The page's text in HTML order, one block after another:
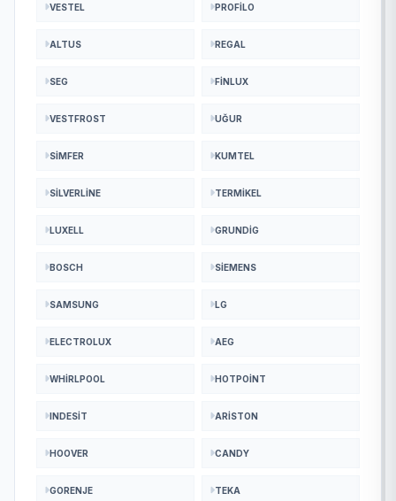
VESTEL PROFILO
ALTUS REGAL
SEG FINLUX
VESTFROST UĞUR
SIMFER KUMTEL
SILVERLINE TERMIKEL
LUXELL GRUNDIG
BOSCH SIEMENS
SAMSUNG LG
ELECTROLUX AEG
WHIRLPOOL HOTPOINT
INDESIT ARISTON
HOOVER CANDY
GORENJE TEKA